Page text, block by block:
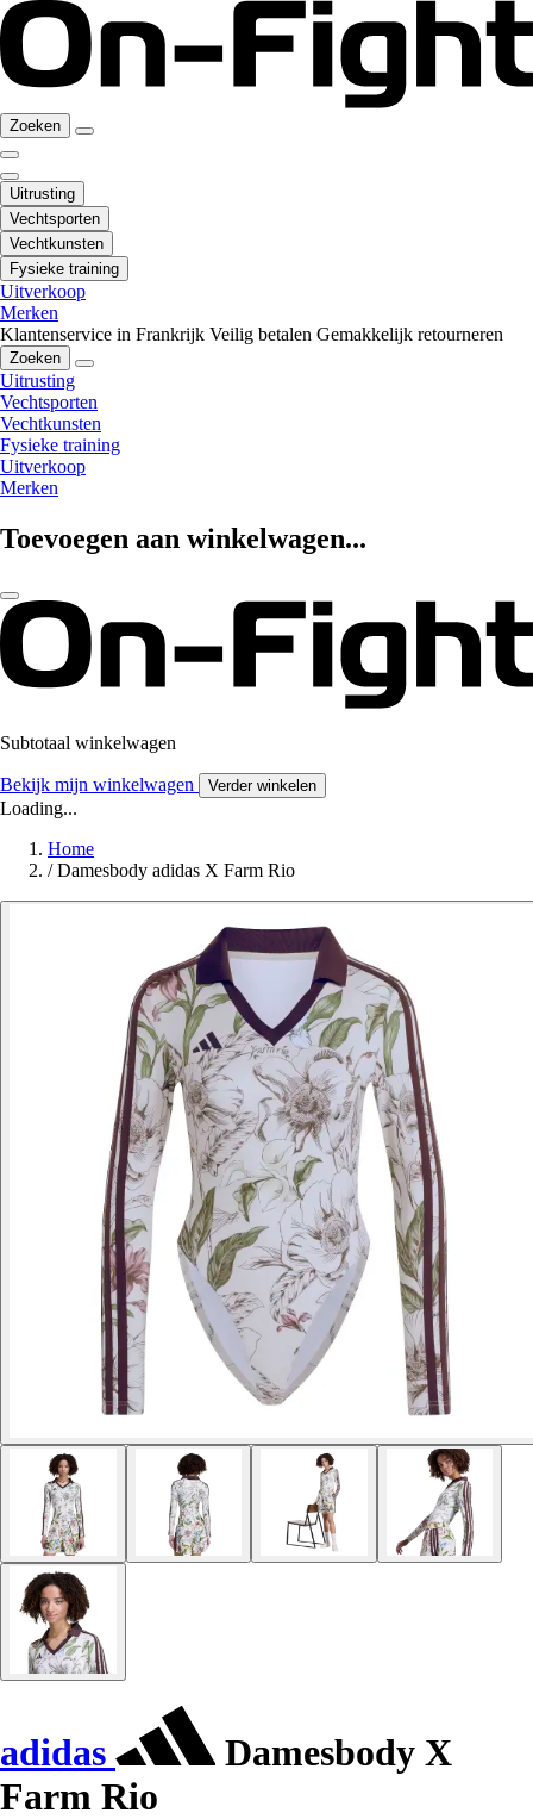
Zoeken
Uitrusting
Vechtsporten
Vechtkunsten
Fysieke training
Uitverkoop
Merken
Klantenservice in Frankrijk Veilig betalen Gemakkelijk retourneren
Zoeken
Uitrusting
Vechtsporten
Vechtkunsten
Fysieke training
Uitverkoop
Merken
Toevoegen aan winkelwagen...
Subtotaal winkelwagen
Bekijk mijn winkelwagen Verder winkelen
Loading...
Home
/ Damesbody adidas X Farm Rio
adidas
Damesbody X
Farm Rio